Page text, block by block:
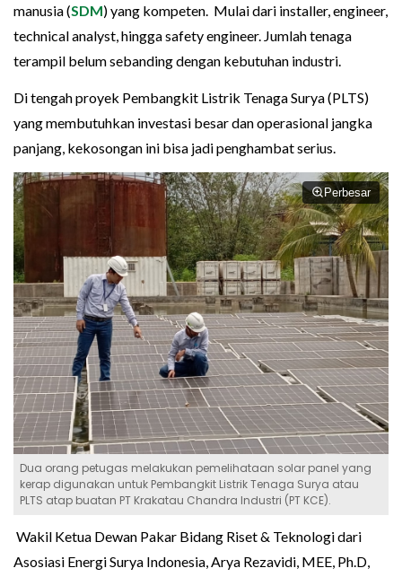
manusia (SDM) yang kompeten. Mulai dari installer, engineer,
technical analyst, hingga safety engineer. Jumlah tenaga
terampil belum sebanding dengan kebutuhan industri.
Di tengah proyek Pembangkit Listrik Tenaga Surya (PLTS)
yang membutuhkan investasi besar dan operasional jangka
panjang, kekosongan ini bisa jadi penghambat serius.
Perbesar
Dua orang petugas melakukan pemelihataan solar panel yang
kerap digunakan untuk Pembangkit Listrik Tenaga Surya atau
PLTS atap buatan PT Krakatau Chandra Industri (PT KCE).
Wakil Ketua Dewan Pakar Bidang Riset & Teknologi dari
Asosiasi Energi Surya Indonesia, Arya Rezavidi, MEE, Ph.D,